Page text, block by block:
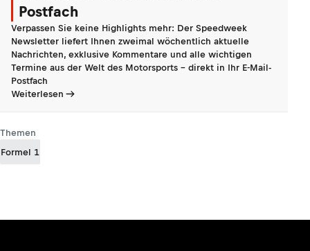
Postfach
Verpassen Sie keine Highlights mehr: Der Speedweek
Newsletter liefert Ihnen zweimal wöchentlich aktuelle
Nachrichten, exklusive Kommentare und alle wichtigen
Termine aus der Welt des Motorsports - direkt in Ihr E-Mail-
Postfach
Weiterlesen
Themen
Formel 1